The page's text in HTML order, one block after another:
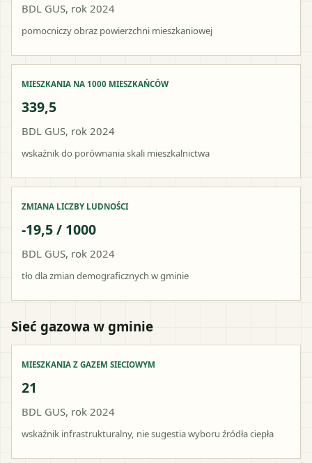
BDL GUS, rok 2024
pomocniczy obraz powierzchni mieszkaniowej
MIESZKANIA NA 1000 MIESZKAŃCÓW
339,5
BDL GUS, rok 2024
wskaźnik do porównania skali mieszkalnictwa
ZMIANA LICZBY LUDNOŚCI
-19,5 / 1000
BDL GUS, rok 2024
tło dla zmian demograficznych w gminie
Sieć gazowa w gminie
MIESZKANIA Z GAZEM SIECIOWYM
21
BDL GUS, rok 2024
wskaźnik infrastrukturalny, nie sugestia wyboru źródła ciepła